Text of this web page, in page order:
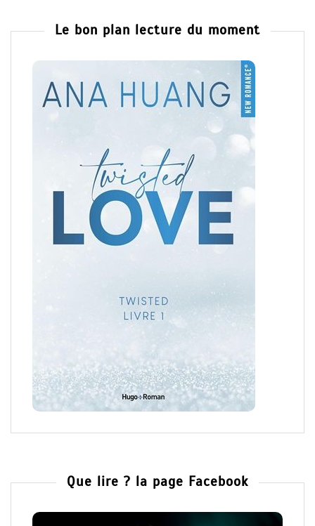
Le bon plan lecture du moment
Que lire ? la page Facebook